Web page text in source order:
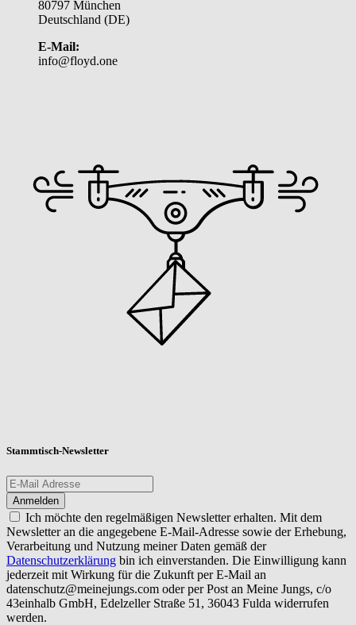
80797 München
Deutschland (DE)
E-Mail:
info@floyd.one
Stammtisch-Newsletter
Ich möchte den regelmäßigen Newsletter erhalten. Mit dem
Newsletter an die angegebene E-Mail-Adresse sowie der Erhebung,
Verarbeitung und Nutzung meiner Daten gemäß der
Datenschutzerklärung bin ich einverstanden. Die Einwilligung kann
jederzeit mit Wirkung für die Zukunft per E-Mail an
datenschutz@meinejungs.com oder per Post an Meine Jungs, c/o
43einhalb GmbH, Edelzeller Straße 51, 36043 Fulda widerrufen
werden.